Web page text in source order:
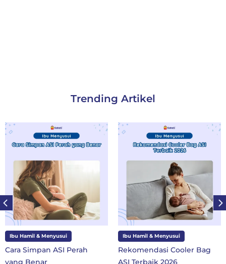
Trending Artikel
Ibu Hamil & Menyusui
Rekomendasi Cooler Bag
ASI Terbaik 2026
Ibu dan Anak
10 Perlengkapan Sekolah
SD Kelas 1 di Tahun Ajaran